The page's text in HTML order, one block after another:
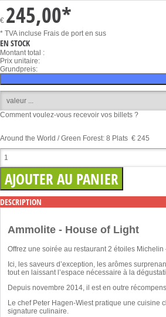
€ 245,00*
* TVA incluse Frais de port en sus
EN STOCK
Montant total :
Prix unitaire:
Grundpreis:
Comment voulez-vous recevoir vos billets ?
Around the World / Green Forest: 8 Plats € 245
DESCRIPTION
Ammolite - House of Light
Offrez une soirée au restaurant 2 étoiles
Ici, les saveurs d’exception, les arômes
tout en laissant l’espace nécessaire à la
Depuis novembre 2014, il est en outre
Le chef Peter Hagen-Wiest pratique une cuisine
signature culinaire.